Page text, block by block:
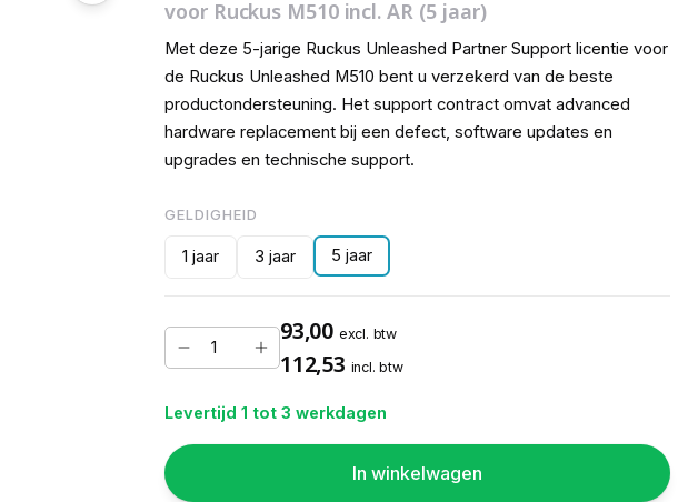
voor Ruckus M510 incl. AR (5 jaar)
Met deze 5-jarige Ruckus Unleashed Partner Support licentie voor
de Ruckus Unleashed M510 bent u verzekerd van de beste
productondersteuning. Het support contract omvat advanced
hardware replacement bij een defect, software updates en
upgrades en technische support.
GELDIGHEID
1 jaar 3 jaar 5 jaar
93,00 excl. btw
112,53 incl. btw
Levertijd 1 tot 3 werkdagen
In winkelwagen